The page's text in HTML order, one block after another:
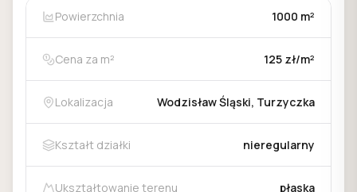
Powierzchnia 1000 m²
Cena za m² 125 zł/m²
Lokalizacja Wodzisław Śląski, Turzyczka
Kształt działki nieregularny
Ukształtowanie terenu płaska